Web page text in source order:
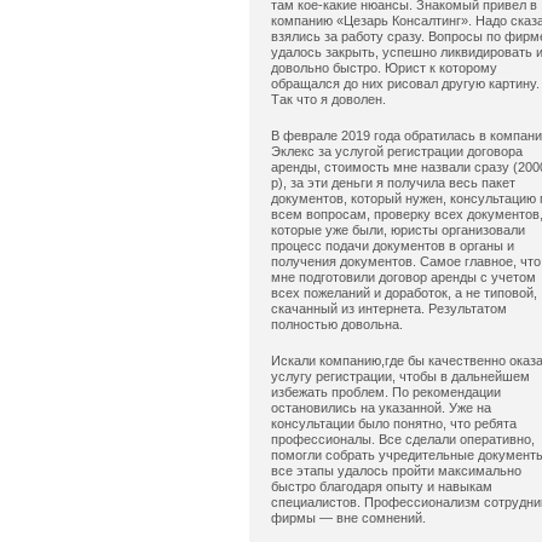
там кое-какие нюансы. Знакомый привел в
компанию «Цезарь Консалтинг». Надо
взялись за работу сразу. Вопросы по
удалось закрыть, успешно ликвидировать и
довольно быстро. Юрист к которому
обращался до них рисовал другую картину.
Так что я доволен.
В феврале 2019 года обратилась в
Эклекс за услугой регистрации договора
аренды, стоимость мне назвали сразу
р), за эти деньги я получила весь пакет
документов, который нужен, консультацию
всем вопросам, проверку всех документов,
которые уже были, юристы организовали
процесс подачи документов в органы и
получения документов. Самое главное, что
мне подготовили договор аренды с учетом
всех пожеланий и доработок, а не типовой,
скачанный из интернета. Результатом
полностью довольна.
Искали компанию,где бы качественно
услугу регистрации, чтобы в дальнейшем
избежать проблем. По рекомендации
остановились на указанной. Уже на
консультации было понятно, что ребята
профессионалы. Все сделали оперативно,
помогли собрать учредительные
все этапы удалось пройти максимально
быстро благодаря опыту и навыкам
специалистов. Профессионализм
фирмы — вне сомнений.